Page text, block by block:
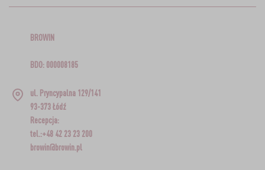
BROWIN
BDO: 000008185
ul. Pryncypalna 129/141
93-373 Łódź
Recepcja:
tel.:+48 42 23 23 200
browin@browin.pl